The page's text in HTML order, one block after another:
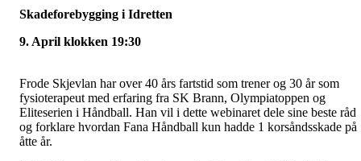
Skadeforebygging i Idretten
9. April klokken 19:30
Frode Skjevlan har over 40 års fartstid som trener og 30 år som
fysioterapeut med erfaring fra SK Brann, Olympiatoppen og
Eliteserien i Håndball. Han vil i dette webinaret dele sine beste råd
og forklare hvordan Fana Håndball kun hadde 1 korsåndsskade på
åtte år.